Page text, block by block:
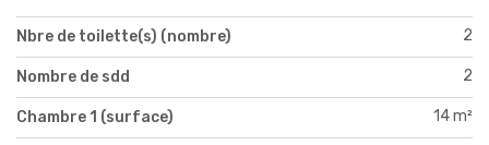
Nbre de toilette(s) (nombre) 2
Nombre de sdd 2
Chambre 1 (surface) 14 m²